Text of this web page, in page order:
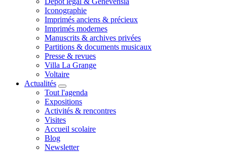
Iconographie
Imprimés anciens & précieux
Imprimés modernes
Manuscrits & archives privées
Partitions & documents musicaux
Presse & revues
Villa La Grange
Voltaire
Actualités
Tout l'agenda
Expositions
Activités & rencontres
Visites
Accueil scolaire
Blog
Newsletter